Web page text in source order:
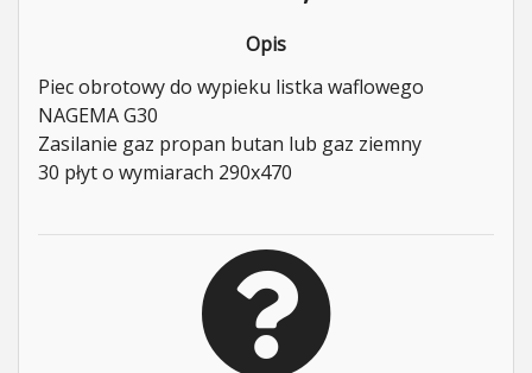
Opis
Piec obrotowy do wypieku listka waflowego
NAGEMA G30
Zasilanie gaz propan butan lub gaz ziemny
30 płyt o wymiarach 290x470